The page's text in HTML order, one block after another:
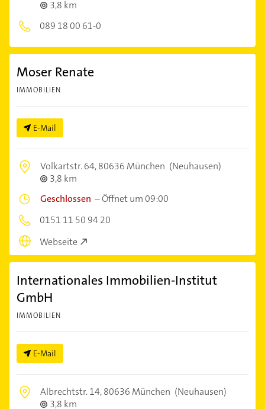
3,8 km
089 18 00 61-0
Moser Renate
IMMOBILIEN
E-Mail
Volkartstr. 64,80636 München (Neuhausen)
3,8 km
Geschlossen –Öffnet um 09:00
0151 11 50 94 20
Webseite
Internationales Immobilien-Institut
GmbH
IMMOBILIEN
E-Mail
Albrechtstr. 14,80636 München (Neuhausen)
3,8 km